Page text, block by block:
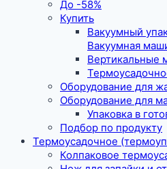
До -58%
Купить
Вакуумный
Вакуумная
Вертикальные
Оборудование для
Оборудование для
Упаковка в
Подбор по продукту
Термоусадочное
Колпаковое